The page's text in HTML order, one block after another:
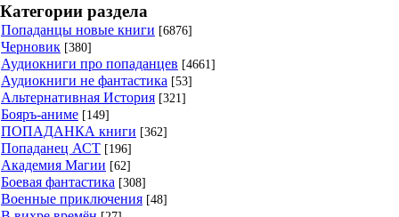
Категории раздела
Попаданцы новые книги [6876]
Черновик [380]
Аудиокниги про попаданцев [4661]
Аудиокниги не фантастика [53]
Альтернативная История [321]
Бояръ-аниме [149]
ПОПАДАНКА книги [362]
Попаданец АСТ [196]
Академия Магии [62]
Боевая фантастика [308]
Военные приключения [48]